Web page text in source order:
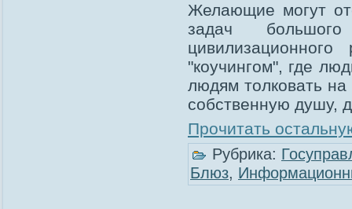
Желающие могут
задач
"коучингом", где
людям толковать
собственную душу,
Прочитать
Рубрика:
Блюз,